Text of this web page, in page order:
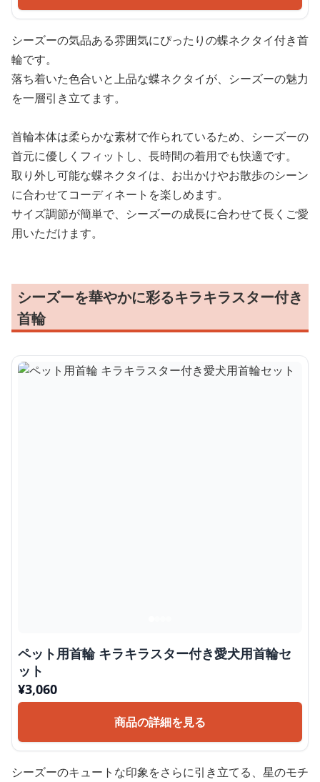
シーズーの気品ある雰囲気にぴったりの蝶ネクタイ付き首
輪です。
落ち着いた色合いと上品な蝶ネクタイが、シーズーの魅力
を一層引き立てます。
首輪本体は柔らかな素材で作られているため、シーズーの
首元に優しくフィットし、長時間の着用でも快適です。
取り外し可能な蝶ネクタイは、お出かけやお散歩のシーン
に合わせてコーディネートを楽しめます。
サイズ調節が簡単で、シーズーの成長に合わせて長くご愛
用いただけます。
シーズーを華やかに彩るキラキラスター付き
首輪
ペット用首輪 キラキラスター付き愛犬用首輪セ
ット
¥3,060
商品の詳細を見る
シーズーのキュートな印象をさらに引き立てる、星のモチ